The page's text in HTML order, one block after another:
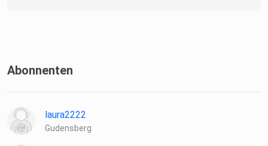
Abonnenten
laura2222
Gudensberg